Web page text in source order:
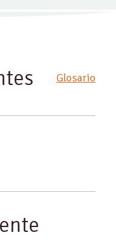
Glosario